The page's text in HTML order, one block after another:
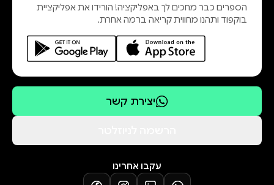
הספרים כבר מחכים לך באפליקציה! הורידו את אפליקציית
בוקפוד ותהנו מחווית קריאה ברמה אחרת.
יצירת קשר
עקבו אחרינו